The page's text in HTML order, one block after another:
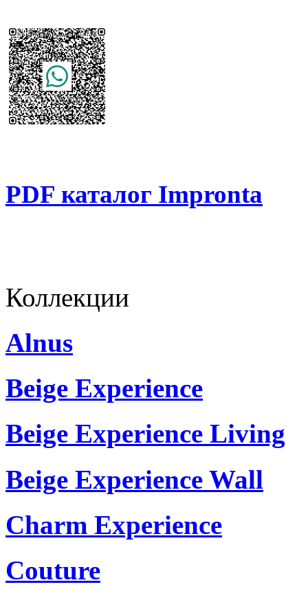
PDF каталог Impronta
Коллекции
Alnus
Beige Experience
Beige Experience Living
Beige Experience Wall
Charm Experience
Couture